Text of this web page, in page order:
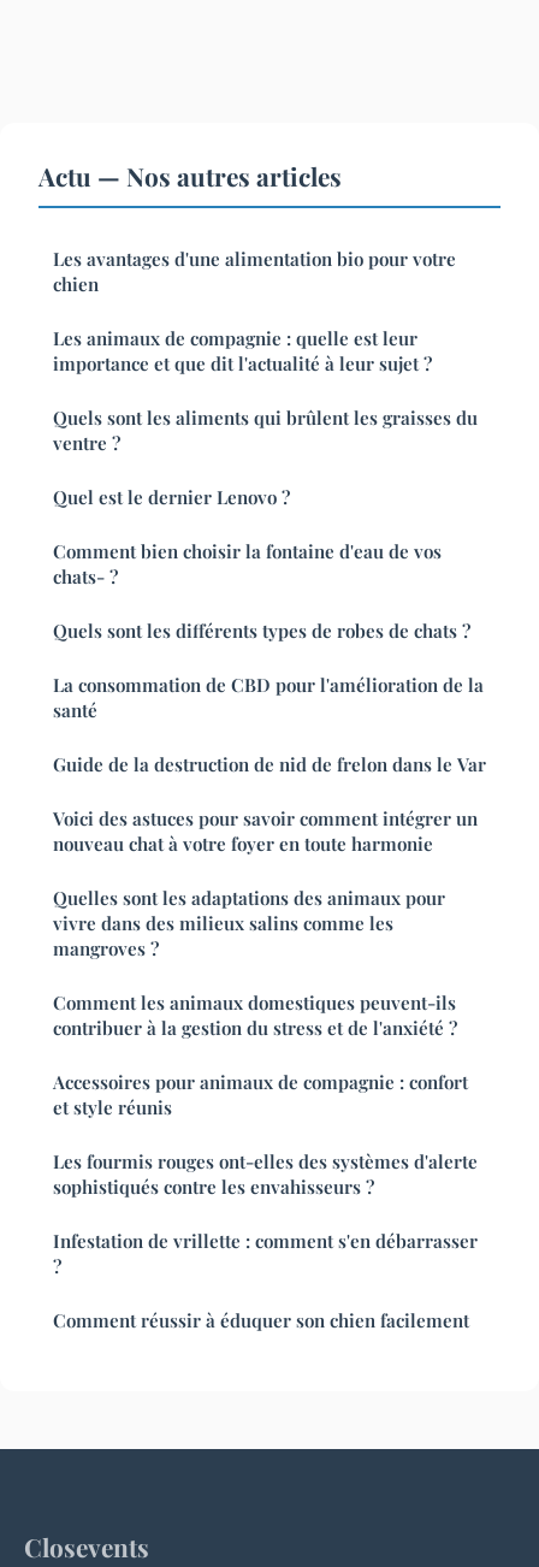
Actu — Nos autres articles
Les avantages d'une alimentation bio pour votre
chien
Les animaux de compagnie : quelle est leur
importance et que dit l'actualité à leur sujet ?
Quels sont les aliments qui brûlent les graisses du
ventre ?
Quel est le dernier Lenovo ?
Comment bien choisir la fontaine d'eau de vos
chats- ?
Quels sont les différents types de robes de chats ?
La consommation de CBD pour l'amélioration de la
santé
Guide de la destruction de nid de frelon dans le Var
Voici des astuces pour savoir comment intégrer un
nouveau chat à votre foyer en toute harmonie
Quelles sont les adaptations des animaux pour
vivre dans des milieux salins comme les
mangroves ?
Comment les animaux domestiques peuvent-ils
contribuer à la gestion du stress et de l'anxiété ?
Accessoires pour animaux de compagnie : confort
et style réunis
Les fourmis rouges ont-elles des systèmes d'alerte
sophistiqués contre les envahisseurs ?
Infestation de vrillette : comment s'en débarrasser
?
Comment réussir à éduquer son chien facilement
Closevents